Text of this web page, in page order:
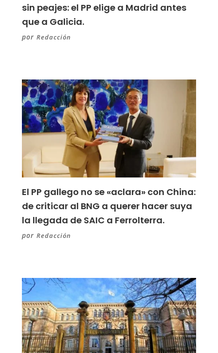
sin peajes: el PP elige a Madrid antes
que a Galicia.
por Redacción
El PP gallego no se «aclara» con China:
de criticar al BNG a querer hacer suya
la llegada de SAIC a Ferrolterra.
por Redacción